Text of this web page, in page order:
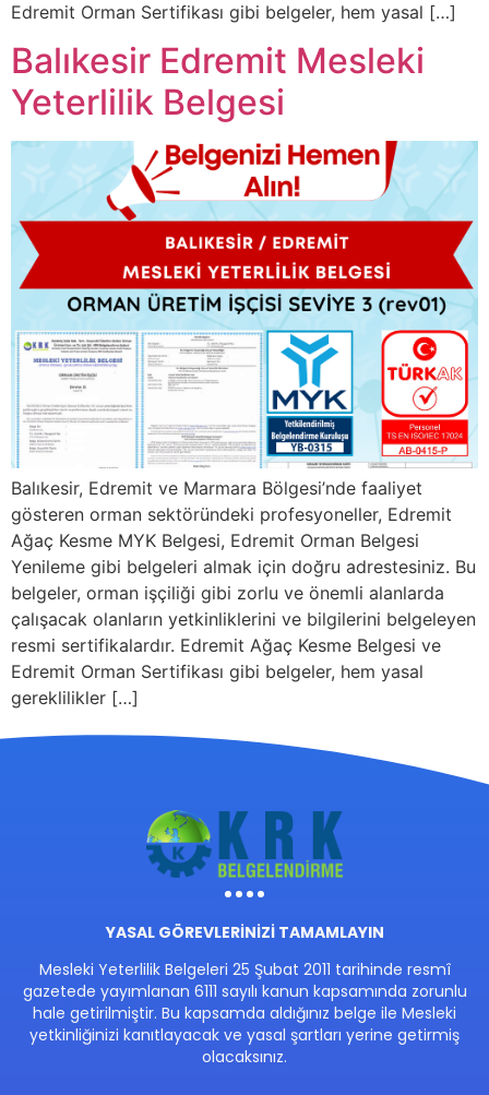
Edremit Orman Sertifikası gibi belgeler, hem yasal […]
Balıkesir Edremit Mesleki
Yeterlilik Belgesi
Balıkesir, Edremit ve Marmara Bölgesi’nde faaliyet
gösteren orman sektöründeki profesyoneller, Edremit
Ağaç Kesme MYK Belgesi, Edremit Orman Belgesi
Yenileme gibi belgeleri almak için doğru adrestesiniz. Bu
belgeler, orman işçiliği gibi zorlu ve önemli alanlarda
çalışacak olanların yetkinliklerini ve bilgilerini belgeleyen
resmi sertifikalardır. Edremit Ağaç Kesme Belgesi ve
Edremit Orman Sertifikası gibi belgeler, hem yasal
gereklilikler […]
YASAL GÖREVLERİNİZİ TAMAMLAYIN
Mesleki Yeterlilik Belgeleri 25 Şubat 2011 tarihinde resmî
gazetede yayımlanan 6111 sayılı kanun kapsamında zorunlu
hale getirilmiştir. Bu kapsamda aldığınız belge ile Mesleki
yetkinliğinizi kanıtlayacak ve yasal şartları yerine getirmiş
olacaksınız.